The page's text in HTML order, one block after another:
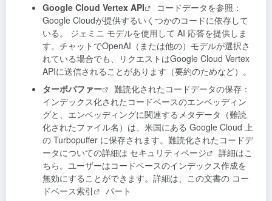
Google Cloud Vertex API
コードデータを参照：
Google Cloudが提供するいくつかのコードに依存して
いる。 ジェミニ モデルを使用して AI 応答を提供しま
す。チャットでOpenAI（または他の）モデルが選択さ
れている場合でも、リクエストはGoogle Cloud Vertex
APIに送信されることがあります（要約のためなど）。
ターボパファー
難読化されたコードデータの保存：
インデックス化されたコードベースのエンベッディン
グと、エンベッディングに関連するメタデータ（難読
化されたファイル名）は、米国にある Google Cloud 上
の Turbopuffer に保存されます。難読化されたコードデ
ータについての詳細は セキュリティページ
詳細はこ
ちら。ユーザーはコードベースのインデックス作成を
無効にすることができます。詳細は、この文書の コー
ドベース索引
パート